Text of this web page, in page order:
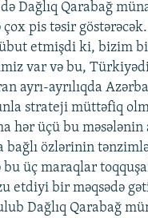
Dağlıq Qarabağ
pis təsir
etmişdi ki, bizim
var və bu,
ayrı-ayrılıqda
strateji müttəfiq
hər üçü bu məsələnin
bağlı özlərinin
bu üç maraqlar
etdiyi bir məqsədə
Dağlıq Qarabağ